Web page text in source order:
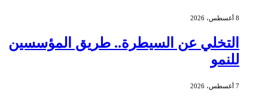
8 أغسطس، 2026
التخلي عن السيطرة.. طريق المؤسسين
للنمو
7 أغسطس، 2026